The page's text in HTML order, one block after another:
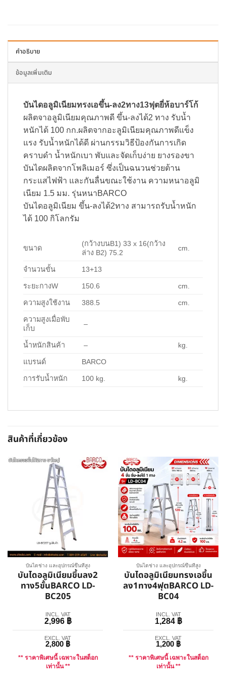
คำอธิบาย
ข้อมูลเพิ่มเติม
บันไดอลูมิเนียมทรงเอขึ้น-ลง2ทาง13ฟุตยี่ห้อบาร์โก้
ผลิตจาอลูมิเนียมคุณภาพดี ขึ้น-ลงได้2 ทาง รับน้ำ
หนักได้ 100 กก.ผลิตจากอะลูมิเนียมคุณภาพดีแข็ง
แรง รับน้ำหนักได้ดี ผ่านกรรมวิธีป้องกันการเกิด
คราบดำ น้ำหนักเบา พับและจัดเก็บง่าย ยางรองขา
บันไดผลิตจากโพลิเมอร์ ซึ่งเป็นฉนวนช่วยต้าน
กระแสไฟฟ้า และกันลื่นขณะใช้งาน ความหนาอลูมิ
เนียม 1.5 มม. รุ่นหนาBARCO
บันไดอลูมิเนียม ขึ้น-ลงได้2ทาง สามารถรับน้ำหนัก
ได้ 100 กิโลกรัม
ขนาด
(กว้างบนB1) 33 x 16(กว้าง
ล่าง B2) 75.2
cm.
จำนวนขั้น 13+13
ระยะกางW 150.6 cm.
ความสูงใช้งาน 388.5 cm.
ความสูงเมื่อพับ
เก็บ
–
น้ำหนักสินค้า – kg.
แบรนด์ BARCO
การรับน้ำหนัก 100 kg. kg.
สินค้าที่เกี่ยวข้อง
บันไดช่าง และอุปกรณ์ขึ้นที่สูง
บันไดอลูมิเนียมขึ้นลง2
ทาง5ขั้นBARCO LD-
BC205
INCL. VAT
2,996 ฿
EXCL. VAT
2,800 ฿
** ราคาพิเศษนี้ เฉพาะในสต็อก
เท่านั้น **
บันไดช่าง และอุปกรณ์ขึ้นที่สูง
บันไดอลูมิเนียมทรงเอขึ้น
ลง1ทาง4ฟุตBARCO LD-
BC04
INCL. VAT
1,284 ฿
EXCL. VAT
1,200 ฿
** ราคาพิเศษนี้ เฉพาะในสต็อก
เท่านั้น **